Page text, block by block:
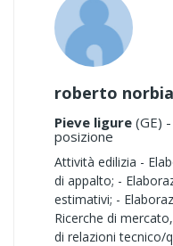
roberto
Pieve ligure (GE)
posizione
Attività edilizia -
di appalto; -
estimativi; -
Ricerche di
di relazioni tecnico/